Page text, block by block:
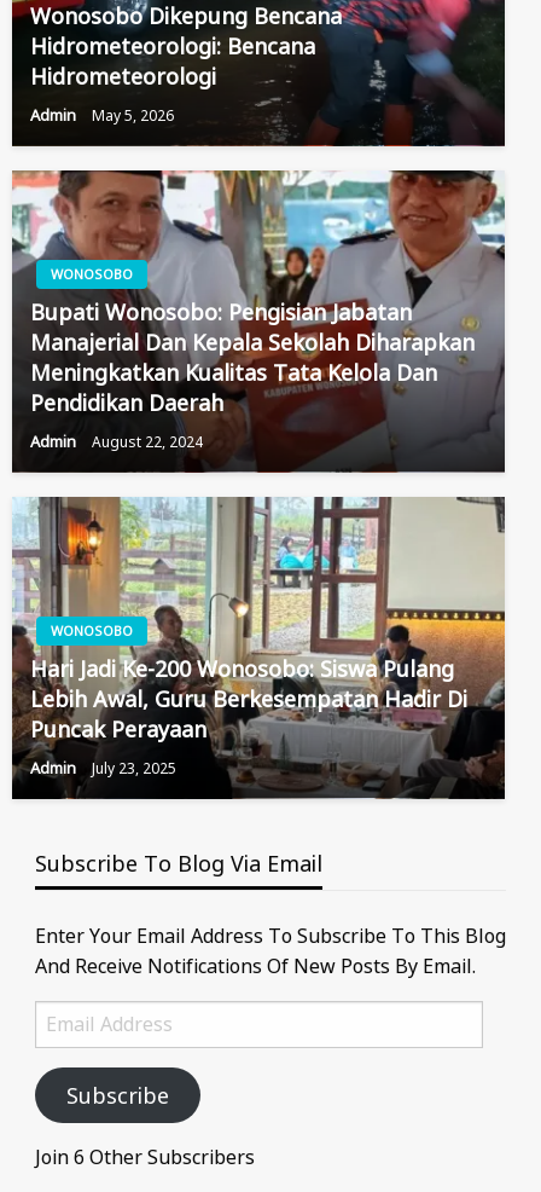
Wonosobo Dikepung Bencana
Hidrometeorologi: Bencana
Hidrometeorologi
Admin May 5, 2026
WONOSOBO
Bupati Wonosobo: Pengisian Jabatan
Manajerial Dan Kepala Sekolah Diharapkan
Meningkatkan Kualitas Tata Kelola Dan
Pendidikan Daerah
Admin August 22, 2024
WONOSOBO
Hari Jadi Ke-200 Wonosobo: Siswa Pulang
Lebih Awal, Guru Berkesempatan Hadir Di
Puncak Perayaan
Admin July 23, 2025
Subscribe To Blog Via Email
Enter Your Email Address To Subscribe To This Blog
And Receive Notifications Of New Posts By Email.
Email
Address
Subscribe
Join 6 Other Subscribers